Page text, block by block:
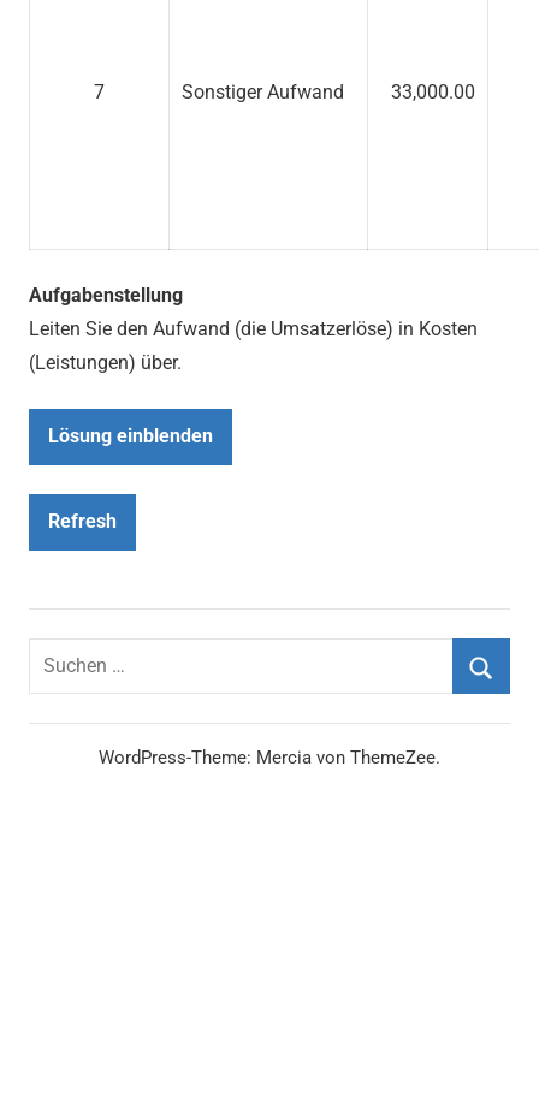
7 Sonstiger Aufwand 33,000.00
Aufgabenstellung
Leiten Sie den Aufwand (die Umsatzerlöse) in Kosten
(Leistungen) über.
Lösung einblenden
Refresh
Suchen
nach:
WordPress-Theme: Mercia von ThemeZee.